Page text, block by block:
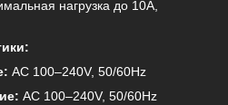
нагрузка до 10А,
AC 100–240V, 50/60Hz
AC 100–240V, 50/60Hz